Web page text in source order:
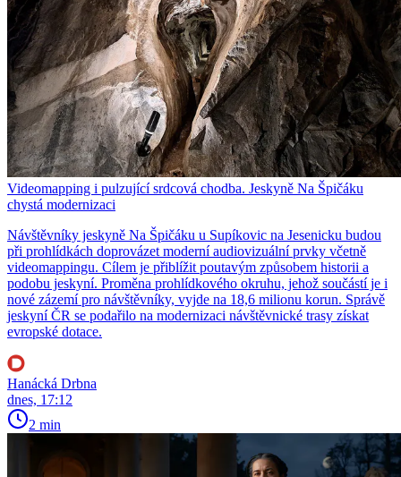
Videomapping i pulzující srdcová chodba. Jeskyně Na Špičáku
chystá modernizaci
Návštěvníky jeskyně Na Špičáku u Supíkovic na Jesenicku budou
při prohlídkách doprovázet moderní audiovizuální prvky včetně
videomappingu. Cílem je přiblížit poutavým způsobem historii a
podobu jeskyní. Proměna prohlídkového okruhu, jehož součástí je i
nové zázemí pro návštěvníky, vyjde na 18,6 milionu korun. Správě
jeskyní ČR se podařilo na modernizaci návštěvnické trasy získat
evropské dotace.
Hanácká Drbna
dnes, 17:12
2 min